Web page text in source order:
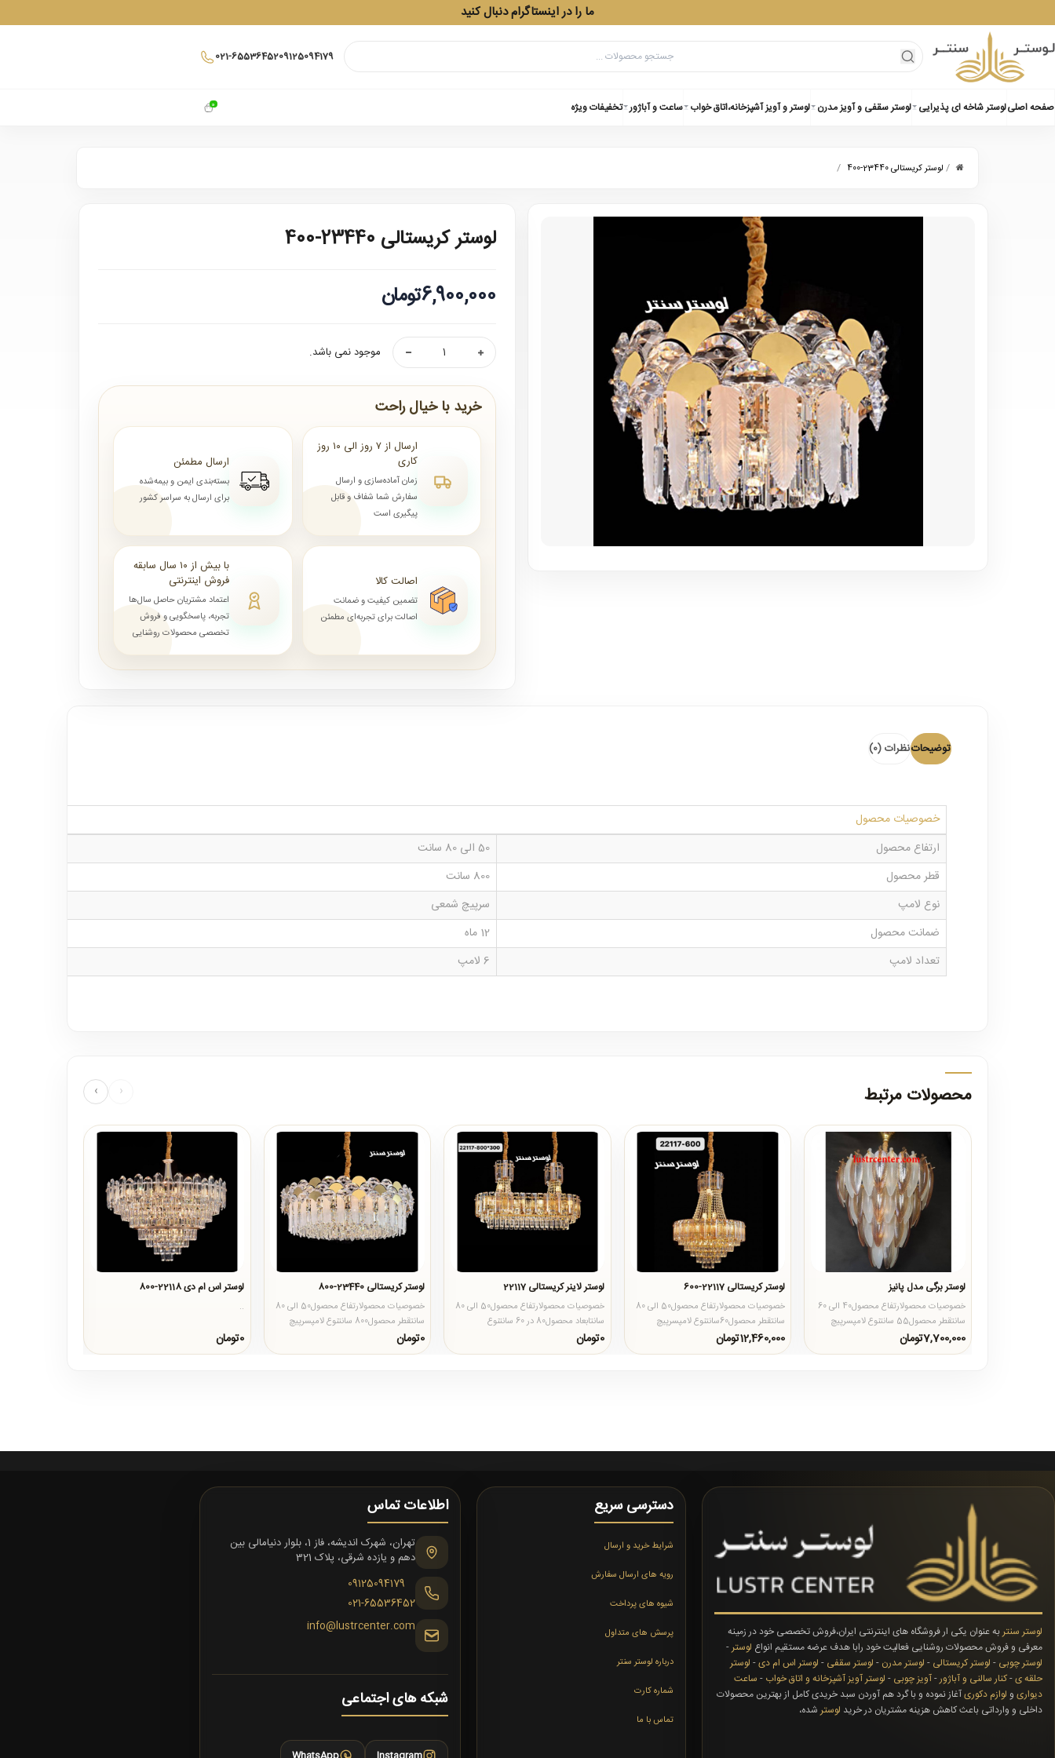
ما را در اینستاگرام دنبال کنید
021-6553645209125094179
0 صفحه اصلیلوستر شاخه ای پذیرایی لوستر سقفی و آویز مدرن لوستر و آویز آشپزخانه،اتاق خواب ساعت و آباژور تخفیفات ویژه
/ لوستر کریستالی 23440-400 /
لوستر کریستالی 23440-400
6,900,000تومان
موجود نمی باشد.
خرید با خیال راحت
ارسال از ۷ روز الی ۱۰ روز
کاری
زمان آماده‌سازی و ارسال
سفارش شما شفاف و قابل
پیگیری است
ارسال مطمئن
بسته‌بندی ایمن و بیمه‌شده
برای ارسال به سراسر کشور
اصالت کالا
تضمین کیفیت و ضمانت
اصالت برای تجربه‌ای مطمئن
با بیش از ۱۰ سال سابقه
فروش اینترنتی
اعتماد مشتریان حاصل سال‌ها
تجربه، پاسخگویی و فروش
تخصصی محصولات روشنایی
توضیحاتنظرات (0)
خصوصیات محصول
ارتفاع محصول
50 الی 80 سانت
قطر محصول
800 سانت
نوع لامپ
سرپیچ شمعی
ضمانت محصول
12 ماه
تعداد لامپ
6 لامپ
محصولات مرتبط ‹
›
لوستر برگی مدل پانیز
خصوصیات محصولارتفاع محصول40 الی 60
سانتقطر محصول55 سانتنوع لامپسرپیچ
شمعیضمانت محصول12 ماهتعداد لامپ..
7,700,000تومان
لوستر کریستالی 22117-600
خصوصیات محصولارتفاع محصول50 الی 80
سانتقطر محصول60سانتنوع لامپسرپیچ
شمعیضمانت محصول12 ماهتعداد لامپ1..
12,460,000تومان
لوستر لاینر کریستالی 22117
خصوصیات محصولارتفاع محصول50 الی 80
سانتابعاد محصول80 در 60 سانتنوع
لامپسرپیچ شمعیضمانت محصول12 ماهتع..
0تومان
لوستر کریستالی 23440-800
خصوصیات محصولارتفاع محصول50 الی 80
سانتقطر محصول800 سانتنوع لامپسرپیچ
شمعیضمانت محصول12 ماهتعداد لام..
0تومان
لوستر اس ام دی 22118-800
..
0تومان
لوستر سنتربه عنوان یکی ار فروشگاه های اینترنتی ایران،فروش تخصصی خود در زمینه
معرفی و فروش محصولات روشنایی فعالیت خود رابا هدف عرضه مستقیم انواع لوستر-
لوستر چوبی - لوستر کریستالی - لوستر مدرن - لوستر سقفی - لوستر اس ام دی- لوستر
حلقه ی-کنار سالنی و آباژور-آویز چوبی - لوستر آویز آشپزخانه و اتاق خواب - ساعت
دیواری و لوازم دکوریآغاز نموده و با گرد هم آوردن سبد خریدی کامل از بهترین محصولات
داخلی و وارداتی باعث کاهش هزینه مشتریان در خرید لوسترشده،
دسترسی سریع
شرایط خرید و ارسال
رویه های ارسال سفارش
شیوه های پرداخت
پرسش های متداول
درباره لوستر سنتر
شماره کارت
تماس با ما
اطلاعات تماس
تهران، شهرک اندیشه، فاز 1، بلوار دنیامالی بین
دهم و یازده شرقی، پلاک 321
09125094179
021-65536452
info@lustrcenter.com
شبکه های اجتماعی